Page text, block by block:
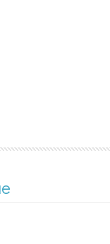
Quelles Aides Financières ?